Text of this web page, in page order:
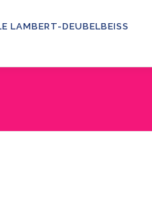
LAMBERT-DEUBELBEISS